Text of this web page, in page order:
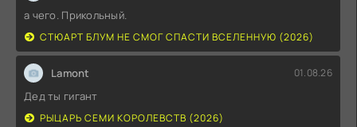
а чего. Прикольный.
СТЮАРТ БЛУМ НЕ СМОГ СПАСТИ ВСЕЛЕННУЮ (2026)
Lamont 01.08.26
Дед ты гигант
РЫЦАРЬ СЕМИ КОРОЛЕВСТВ (2026)